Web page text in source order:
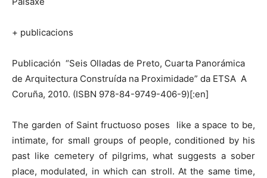
+ publicacions
Publicación “Seis Olladas de Preto, Cuarta Panorámica
de Arquitectura Construída na Proximidade” da ETSA A
Coruña, 2010. (ISBN 978-84-9749-406-9)[:en]
The garden of Saint fructuoso poses like a space to be,
intimate, for small groups of people, conditioned by his
past like cemetery of pilgrims, what suggests a sober
place, modulated, in which can stroll. At the same time,